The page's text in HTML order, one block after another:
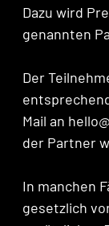
Dazu wird
genannten
Der
Mail an
der Partner
In manchen
gesetzlich